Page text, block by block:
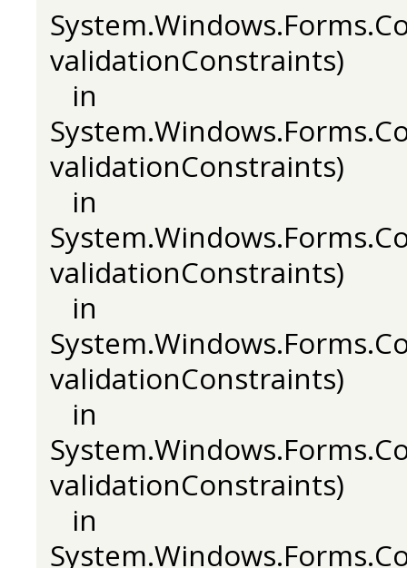
validationConstraints)
in
validationConstraints)
in
validationConstraints)
in
validationConstraints)
in
validationConstraints)
in